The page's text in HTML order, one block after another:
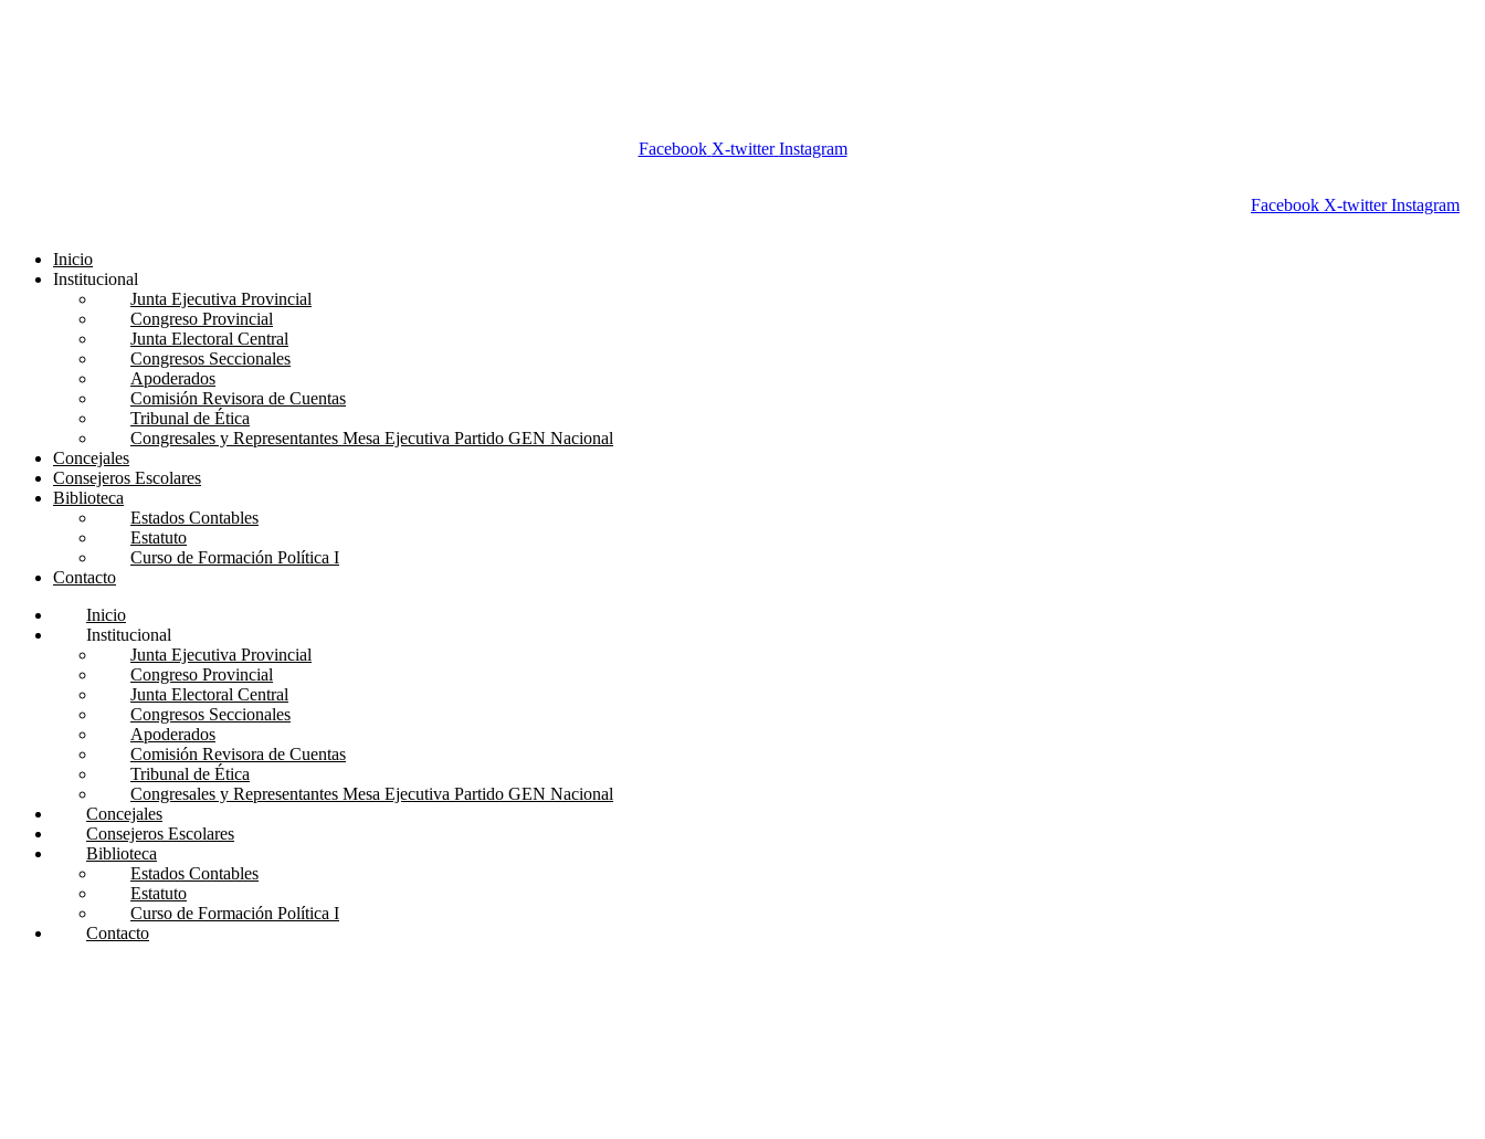
Facebook X-twitter Instagram
Facebook X-twitter Instagram
Inicio
Institucional
Junta Ejecutiva Provincial
Congreso Provincial
Junta Electoral Central
Congresos Seccionales
Apoderados
Comisión Revisora de Cuentas
Tribunal de Ética
Congresales y Representantes Mesa Ejecutiva Partido GEN Nacional
Concejales
Consejeros Escolares
Biblioteca
Estados Contables
Estatuto
Curso de Formación Política I
Contacto
Inicio
Institucional
Junta Ejecutiva Provincial
Congreso Provincial
Junta Electoral Central
Congresos Seccionales
Apoderados
Comisión Revisora de Cuentas
Tribunal de Ética
Congresales y Representantes Mesa Ejecutiva Partido GEN Nacional
Concejales
Consejeros Escolares
Biblioteca
Estados Contables
Estatuto
Curso de Formación Política I
Contacto